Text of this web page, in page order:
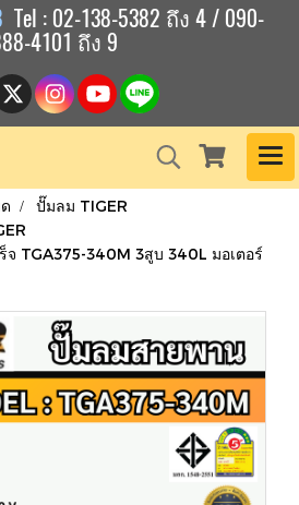
Tel : 02-138-5382 ถึง 4 / 090-
4101 ถึง 9
ปั๊มลม TIGER
TGA375-340M 3สูบ 340L มอเตอร์